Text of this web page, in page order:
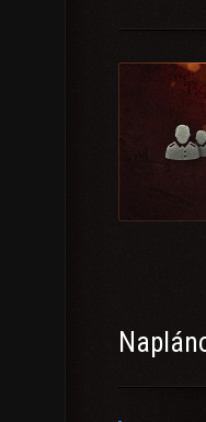
-Metal wars
-Fire Trail :
-Global
-Arms Race
-War Gods :
Discord: